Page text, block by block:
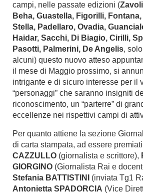
campi, nelle passate edizioni (
Beha, Guastella, Figorilli,
Stella, Padellaro, Ovadia,
Haidar, Sacchi, Di Biagio, Cirilli,
Pasotti, Palmerini, De Angelis,
alcuni) questo nuovo atteso
il mese di Maggio prossimo, si
intrigante e di sicuro interesse per il
“personaggi” che saranno insigniti
riconoscimento, un “parterre” di
eccellenze nei rispettivi campi di
Per quanto attiene la sezione
di carta stampata, ad essere
CAZZULLO (giornalista e scrittore),
GIORGINO (Giornalista Rai e
Stefania BATTISTINI
(inviata Tg1
Antonietta SPADORCIA (Vice